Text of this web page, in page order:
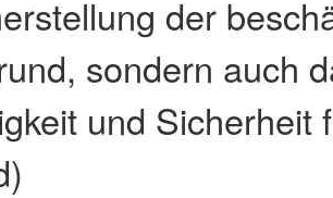
der
sondern auch
und Sicherheit